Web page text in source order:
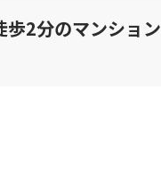
2分のマンショ